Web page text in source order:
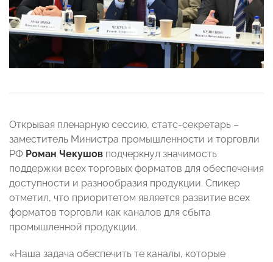
Открывая пленарную сессию, статс-секретарь –
заместитель Министра промышленности и торговли
РФ Роман Чекушов подчеркнул значимость
поддержки всех торговых форматов для обеспечения
доступности и разнообразия продукции. Спикер
отметил, что приоритетом является развитие всех
форматов торговли как каналов для сбыта
промышленной продукции.
«Наша задача обеспечить те каналы, которые